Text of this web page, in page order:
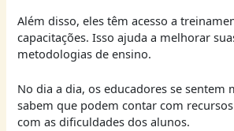
Além disso, eles têm acesso a
capacitações. Isso ajuda a melhorar
metodologias de ensino.
No dia a dia, os educadores se sentem
sabem que podem contar com
com as dificuldades dos alunos.